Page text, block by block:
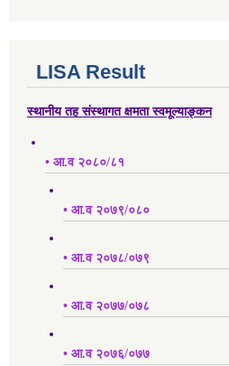
LISA Result
स्थानीय तह संस्थागत क्षमता स्वमूल्याङ्कन
• आ.व २०८०/८१
• आ.व २०७९/०८०
• आ.व २०७८/०७९
• आ.व २०७७/०७८
• आ.व २०७६/०७७